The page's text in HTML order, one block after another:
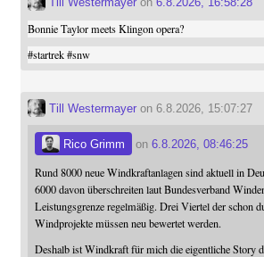
Bonnie Taylor meets Klingon opera?
#startrek #snw
Till Westermayeron 6.8.2026, 15:07:27
Rico Grimm on 6.8.2026, 08:46:25
Rund 8000 neue Windkraftanlagen sind aktuell in
6000 davon überschreiten laut Bundesverband
Leistungsgrenze regelmäßig. Drei Viertel der schon
Windprojekte müssen neu bewertet werden.
Deshalb ist Windkraft für mich die eigentliche Story